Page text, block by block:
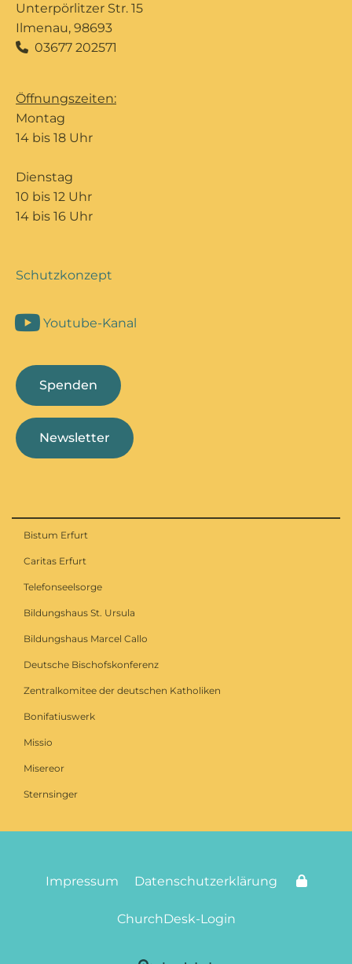
Unterpörlitzer Str. 15
Ilmenau, 98693
 03677 202571
Öffnungszeiten:
Montag
14 bis 18 Uhr
Dienstag
10 bis 12 Uhr
14 bis 16 Uhr
Schutzkonzept
Youtube-Kanal
Spenden
Newsletter
Bistum Erfurt
Caritas Erfurt
Telefonseelsorge
Bildungshaus St. Ursula
Bildungshaus Marcel Callo
Deutsche Bischofskonferenz
Zentralkomitee der deutschen Katholiken
Bonifatiuswerk
Missio
Misereor
Sternsinger
Impressum Datenschutzerklärung
ChurchDesk-Login